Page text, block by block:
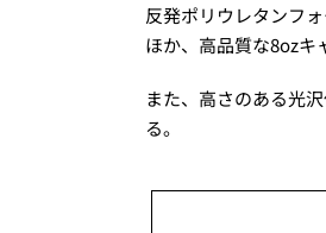
反発ポリウレタンフ
ほか、高品質な8ozキ
また、高さのある光
る。